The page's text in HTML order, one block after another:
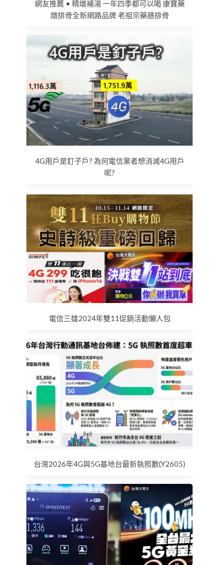
網友推薦 • 精燉補湯 一年四季都可以喝 康寶藥
燉排骨全新網路品牌 老祖宗藥膳排骨
4G用戶是釘子戶? 為何電信業者想消滅4G用戶
呢?
電信三雄2024年雙11促銷活動懶人包
台灣2026年4G與5G基地台最新執照數(Y2605)